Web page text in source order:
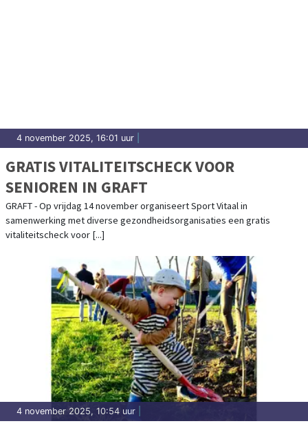
4 november 2025, 16:01 uur
GRATIS VITALITEITSCHECK VOOR
SENIOREN IN GRAFT
GRAFT - Op vrijdag 14 november organiseert Sport Vitaal in
samenwerking met diverse gezondheidsorganisaties een gratis
vitaliteitscheck voor [...]
4 november 2025, 10:54 uur